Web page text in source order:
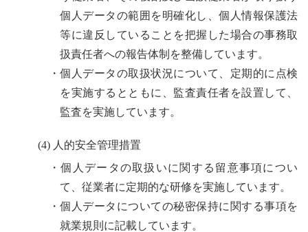
個人データの範囲を明確化し、個人情報保護法
等に違反していることを把握した場合の事務取
扱責任者への報告体制を整備しています。
・個人データの取扱状況について、定期的に点検
を実施するとともに、監査責任者を設置して、
監査を実施しています。
(4) 人的安全管理措置
・個人データの取扱いに関する留意事項につい
て、従業者に定期的な研修を実施しています。
・個人データについての秘密保持に関する事項を
就業規則に記載しています。